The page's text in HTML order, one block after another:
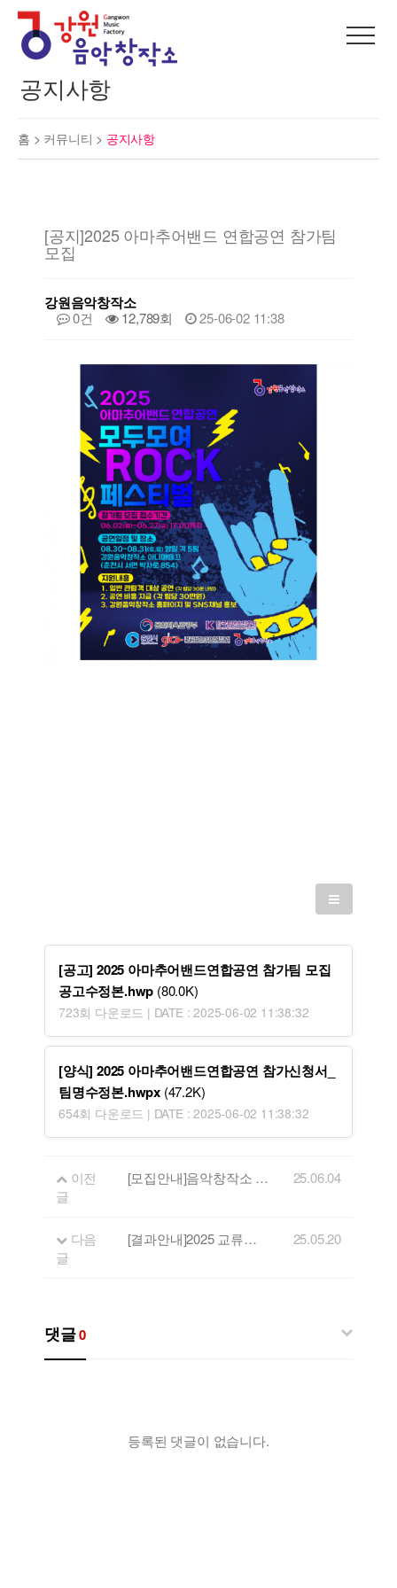
공지사항
홈 > 커뮤니티 > 공지사항
[공지]2025 아마추어밴드 연합공연 참가팀
모집
강원음악창작소
0건 12,789회 25-06-02 11:38
[공고] 2025 아마추어밴드연합공연 참가팀 모집
공고수정본.hwp (80.0K)
723회 다운로드 | DATE : 2025-06-02 11:38:32
[양식] 2025 아마추어밴드연합공연 참가신청서_
팀명수정본.hwpx (47.2K)
654회 다운로드 | DATE : 2025-06-02 11:38:32
이전
글
[모집안내]음악창작소 뮤지션 콘텐츠 지원사업 참가 뮤지션 모집 25.06.04
다음
글
[결과안내]2025 교류기획공연 및 연계공연 뮤지션 선정 결과 25.05.20
댓글0
등록된 댓글이 없습니다.